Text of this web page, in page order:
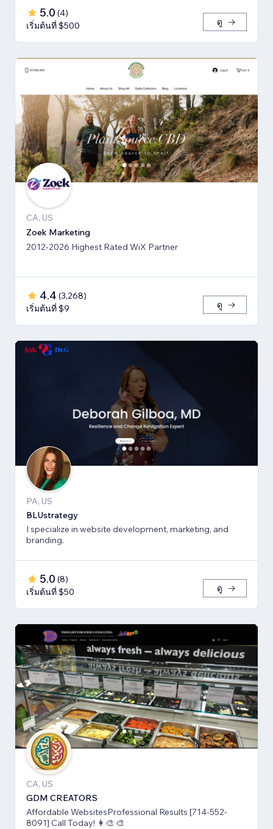
5.0 (4)
เริ่มต้นที่ $500
ดู
CA, US
Zoek Marketing
2012-2026 Highest Rated WiX Partner
4.4 (3,268)
เริ่มต้นที่ $9
ดู
PA, US
BLUstrategy
I specialize in website development, marketing, and
branding.
5.0 (8)
เริ่มต้นที่ $50
ดู
CA, US
GDM CREATORS
Affordable WebsitesProfessional Results [714-552-
8091] Call Today! 👩‍🎨 🎨